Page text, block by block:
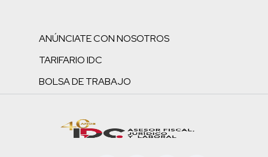
ANÚNCIATE CON NOSOTROS
TARIFARIO IDC
BOLSA DE TRABAJO